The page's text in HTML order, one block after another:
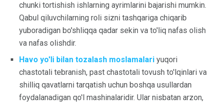
chunki tortishish ishlarning ayrimlarini bajarishi mumkin.
Qabul qiluvchilarning roli sizni tashqariga chiqarib
yuboradigan bo'shliqqa qadar sekin va to'liq nafas olish
va nafas olishdir.
Havo yo'li bilan tozalash moslamalari yuqori
chastotali tebranish, past chastotali tovush to'lqinlari va
shilliq qavatlarni tarqatish uchun boshqa usullardan
foydalanadigan qo'l mashinalaridir. Ular nisbatan arzon,